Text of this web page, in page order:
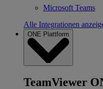
Microsoft Teams
Alle Integrationen
ONE Plattform
TeamViewer